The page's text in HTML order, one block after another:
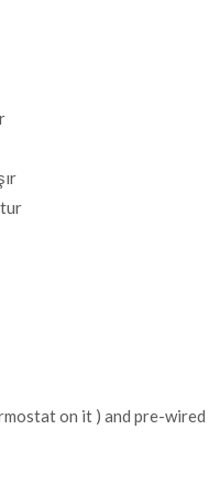
on it ) and pre-wired